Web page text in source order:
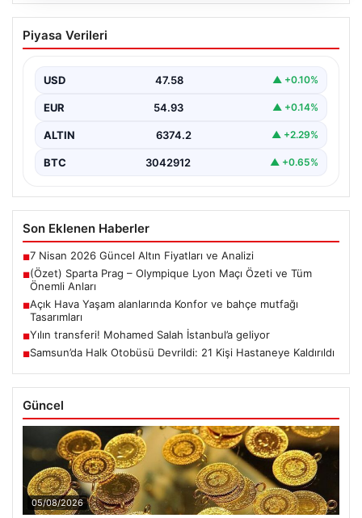
(Özet) Sparta Prag – Olympique Lyon
Maçı Özeti ve Tüm Önemli Anları
Piyasa Verileri
USD 47.58 ▲ +0.10%
EUR 54.93 ▲ +0.14%
ALTIN 6374.2 ▲ +2.29%
BTC 3042912 ▲ +0.65%
Son Eklenen Haberler
■7 Nisan 2026 Güncel Altın Fiyatları ve Analizi
■(Özet) Sparta Prag – Olympique Lyon Maçı Özeti ve Tüm
Önemli Anları
■Açık Hava Yaşam alanlarında Konfor ve bahçe mutfağı
Tasarımları
■Yılın transferi! Mohamed Salah İstanbul’a geliyor
■Samsun’da Halk Otobüsü Devrildi: 21 Kişi Hastaneye Kaldırıldı
Güncel
05/08/2026